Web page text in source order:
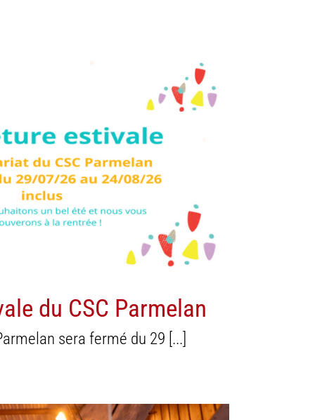
Famille / Vie de quartier
du CSC Parmelan
sera fermé du 29 [...]